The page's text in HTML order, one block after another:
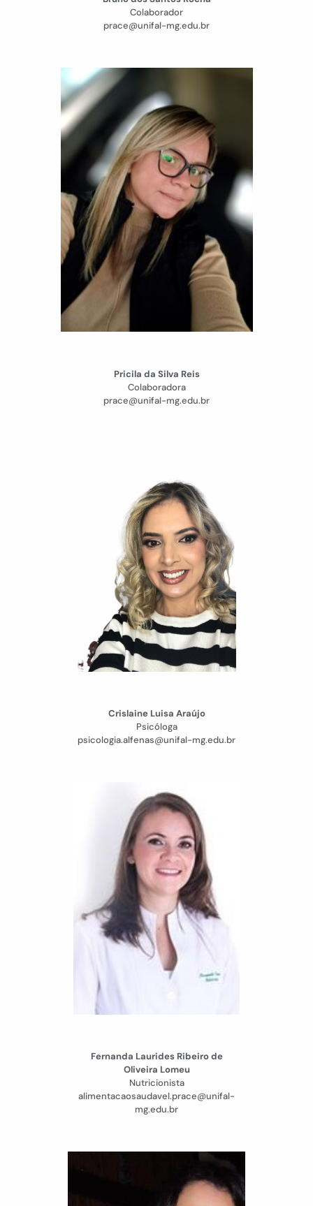
Colaborador
prace@unifal-mg.edu.br
Pricila da Silva Reis
Colaboradora
prace@unifal-mg.edu.br
Crislaine Luisa Araújo
Psicóloga
psicologia.alfenas@unifal-mg.edu.br
Fernanda Laurides Ribeiro de
Oliveira Lomeu
Nutricionista
alimentacaosaudavel.prace@unifal-
mg.edu.br